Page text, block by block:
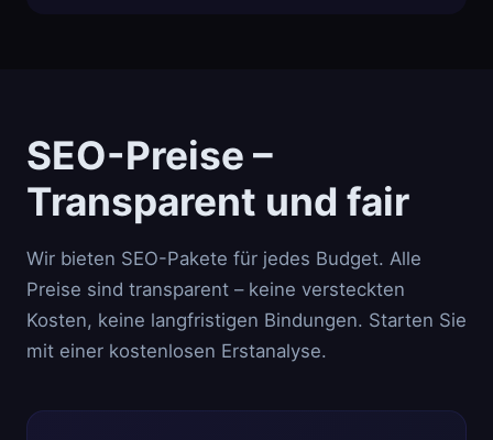
SEO-Preise –
Transparent und fair
Wir bieten SEO-Pakete für jedes Budget. Alle
Preise sind transparent – keine versteckten
Kosten, keine langfristigen Bindungen. Starten Sie
mit einer kostenlosen Erstanalyse.